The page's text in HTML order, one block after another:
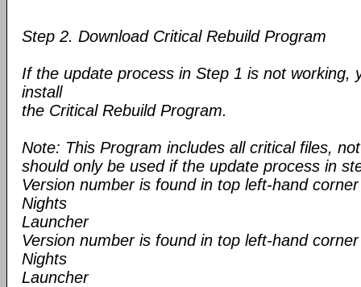
Step 2. Download Critical Rebuild Program
If the update process in Step 1 is not working,
install
the Critical Rebuild Program.
Note: This Program includes all critical files,
should only be used if the update process in
Version number is found in top left-hand
Nights
Launcher
Version number is found in top left-hand
Nights
Launcher